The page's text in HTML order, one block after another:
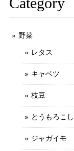
野菜
レタス
キャベツ
枝豆
とうもろこし
ジャガイモ